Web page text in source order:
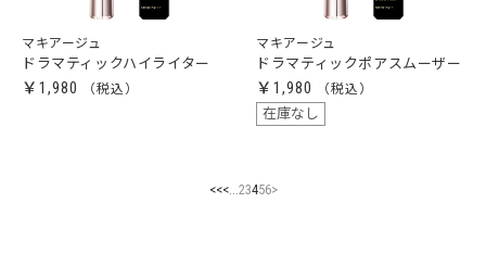
マキアージュ
ドラマティックハイライター
￥1,980
マキアージュ
ドラマティックポアスムーザー
￥1,980
在庫なし
<<<... 23456>